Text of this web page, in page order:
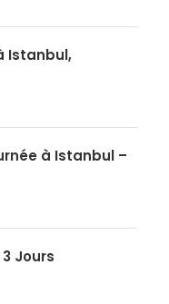
Istanbul,
à Istanbul –
Jours